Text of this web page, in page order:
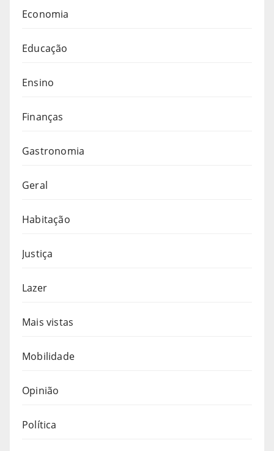
Economia
Educação
Ensino
Finanças
Gastronomia
Geral
Habitação
Justiça
Lazer
Mais vistas
Mobilidade
Opinião
Política